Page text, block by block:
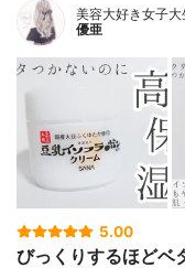
美容大好き女子大
優亜
5.00
びっくりするほどベ